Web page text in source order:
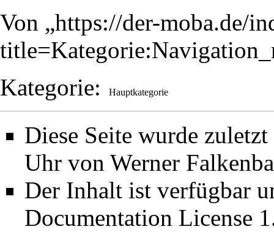
Von „https://der-moba.de/
Kategorie: Hauptkategorie
Diese Seite wurde
Uhr von Werner
Der Inhalt ist verfügbar
Documentation License